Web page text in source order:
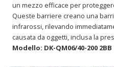
un mezzo efficace per
Queste barriere creano una
infrarossi, rilevando
causata da oggetti, inclusa la
Modello: DK-QM06/40-200 2BB